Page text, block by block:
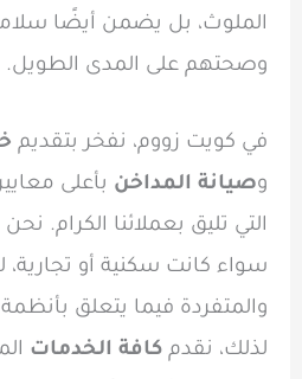
الملوث، بل يضمن أيضًا
وصحتهم على المدى الطويل.
في كويت زووم، نفخر بتقديم
وصيانة المداخن بأعلى
التي تليق بعملائنا الكرام.
سواء كانت سكنية أو تجارية،
والمتفردة فيما يتعلق
لذلك، نقدمكافة الخدمات